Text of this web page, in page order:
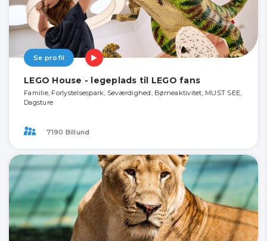
Se profil
LEGO House - legeplads til LEGO fans
Familie, Forlystelsespark, Seværdighed, Børneaktivitet, MUST SEE,
Dagsture
7190 Billund